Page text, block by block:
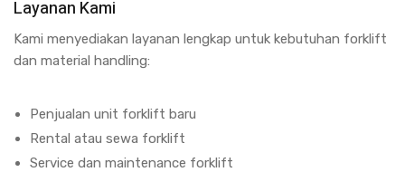
Layanan Kami
Kami menyediakan layanan lengkap untuk kebutuhan forklift
dan material handling:
Penjualan unit forklift baru
Rental atau sewa forklift
Service dan maintenance forklift